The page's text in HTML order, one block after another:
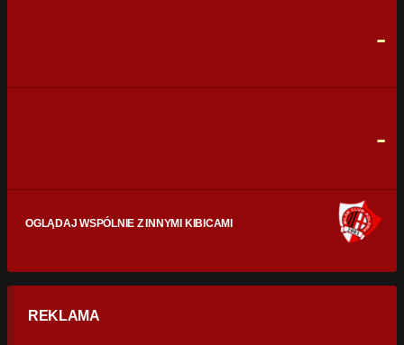
-
-
OGLĄDAJ WSPÓLNIE Z INNYMI KIBICAMI
REKLAMA